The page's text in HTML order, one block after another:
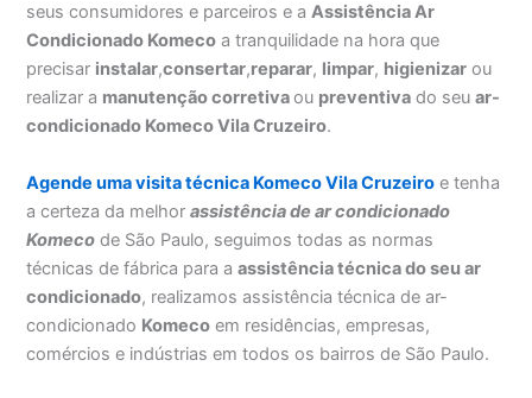
seus consumidores e parceiros e aAssistência Ar
Condicionado Komeco a tranquilidade na hora que
precisar instalar,consertar,reparar, limpar, higienizar ou
realizar a manutenção corretivaou preventiva do seuar-
condicionado Komeco Vila Cruzeiro.
Agende uma visita técnica Komeco Vila Cruzeiro e tenha
a certeza da melhorassistênciade ar condicionado
Komeco de São Paulo, seguimos todas as normas
técnicas de fábrica para aassistência técnica do seu ar
condicionado, realizamos assistência técnica de ar-
condicionado Komeco em residências, empresas,
comércios e indústrias em todos os bairros de São Paulo.